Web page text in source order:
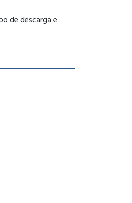
de descarga e